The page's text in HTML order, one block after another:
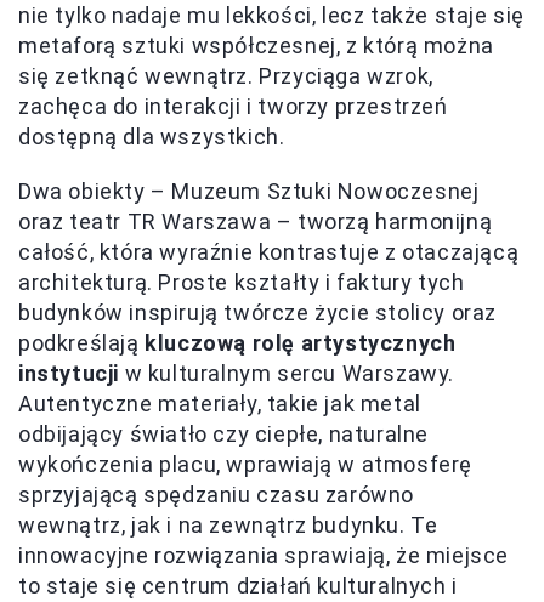
nie tylko nadaje mu lekkości, lecz także staje się
metaforą sztuki współczesnej, z którą można
się zetknąć wewnątrz. Przyciąga wzrok,
zachęca do interakcji i tworzy przestrzeń
dostępną dla wszystkich.
Dwa obiekty – Muzeum Sztuki Nowoczesnej
oraz teatr TR Warszawa – tworzą harmonijną
całość, która wyraźnie kontrastuje z otaczającą
architekturą. Proste kształty i faktury tych
budynków inspirują twórcze życie stolicy oraz
podkreślają kluczową rolę artystycznych
instytucji w kulturalnym sercu Warszawy.
Autentyczne materiały, takie jak metal
odbijający światło czy ciepłe, naturalne
wykończenia placu, wprawiają w atmosferę
sprzyjającą spędzaniu czasu zarówno
wewnątrz, jak i na zewnątrz budynku. Te
innowacyjne rozwiązania sprawiają, że miejsce
to staje się centrum działań kulturalnych i